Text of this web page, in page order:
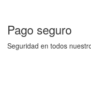
Pago seguro
Seguridad en todos